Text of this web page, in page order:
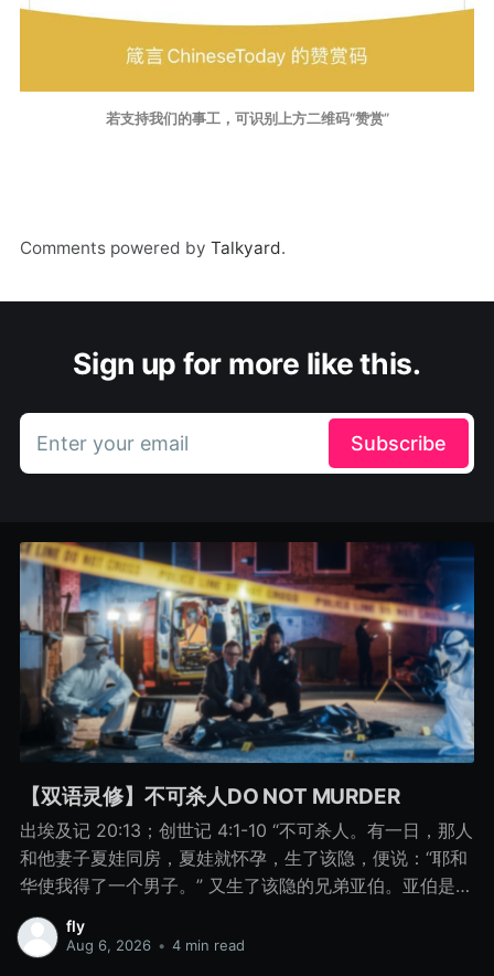
若支持我们的事工，可识别上方二维码“赞赏”
Comments powered by Talkyard.
Sign up for more like this.
Enter your email Subscribe
【双语灵修】不可杀人DO NOT MURDER
出埃及记 20:13；创世记 4:1-10 “不可杀人。有一日，那人
和他妻子夏娃同房，夏娃就怀孕，生了该隐，便说：“耶和
华使我得了一个男子。” 又生了该隐的兄弟亚伯。亚伯是牧
羊的，该隐是种地的。 有一日，该隐拿地里的出产为供物
献给耶和华， 亚伯也将他羊群中头生的和羊的脂油献上。
fly
Aug 6, 2026 • 4 min read